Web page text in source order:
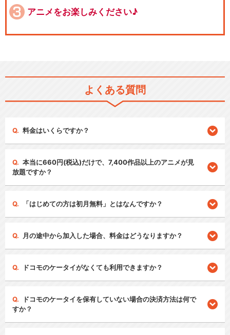
アニメをお楽しみください♪
よくある質問
料金はいくらですか？
本当に660円(税込)だけで、7,400作品以上のアニメが見
放題ですか？
「はじめての方は初月無料」とはなんですか？
月の途中から加入した場合、料金はどうなりますか？
ドコモのケータイがなくても利用できますか？
ドコモのケータイを保有していない場合の決済方法は何で
すか？